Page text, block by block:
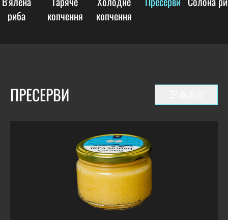
риба
копчення
копчення
ПРЕСЕРВИ